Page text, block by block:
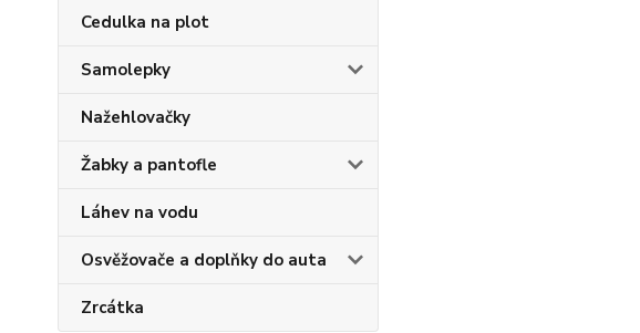
Cedulka na plot
Samolepky
Nažehlovačky
Žabky a pantofle
Láhev na vodu
Osvěžovače a doplňky do auta
Zrcátka